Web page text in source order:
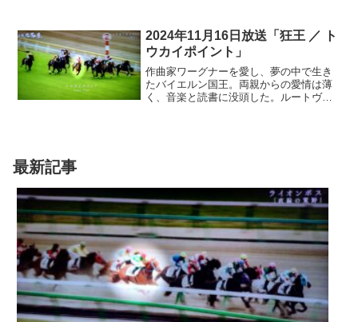
知られる。ジロ・デ・イタリア。ステル
ヴィオ…。走る者にとって、ここは聖地
だ…
2024年11月16日放送「狂王 ／ ト
ウカイポイント」
作曲家ワーグナーを愛し、夢の中で生き
たバイエルン国王。両親からの愛情は薄
く、音楽と読書に没頭した。ルートヴィ
けが残された…
最新記事